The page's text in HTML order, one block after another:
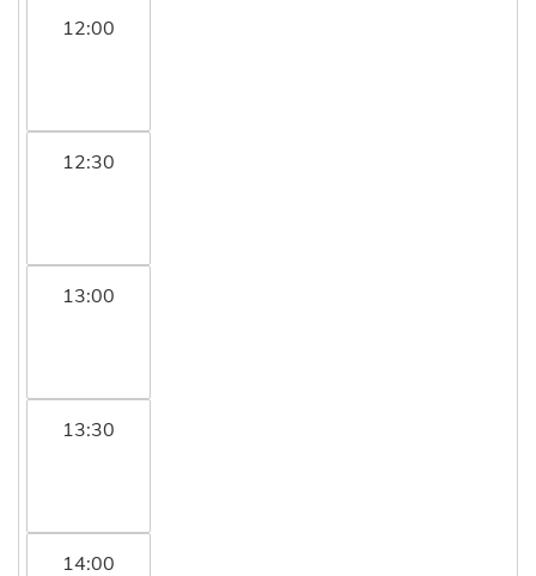
12:00
12:30
13:00
13:30
14:00